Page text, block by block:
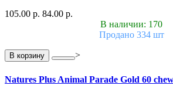
105.00 р. 84.00 р.
В наличии: 170
Продано 334 шт
В корзину >
Natures Plus Animal Parade Gold 60